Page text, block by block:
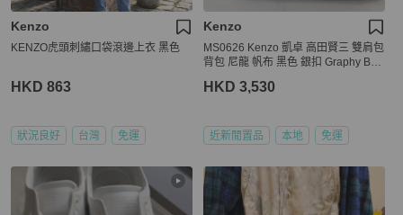
Kenzo
KENZO虎頭刺繡口袋滾邊上衣 黑色
HKD 863
狀況良好 台灣 免運
Kenzo
MS0626 Kenzo 凱卓 高田賢三 雙肩包
背包 尼龍 帆布 黑色 銀扣 Graphy Bac
W
HKD 3,530
近新閒置品 本地 免運